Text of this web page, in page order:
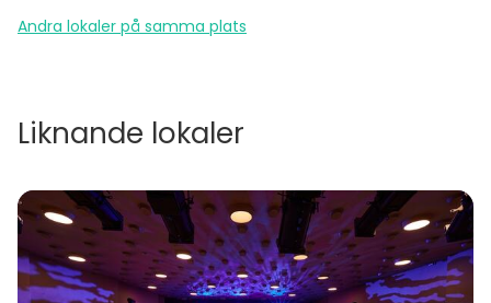
Andra lokaler på samma plats
Liknande lokaler